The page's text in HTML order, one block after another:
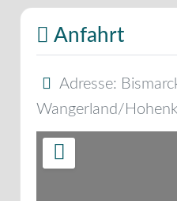
Anfahrt
Adresse:
Wangerland/